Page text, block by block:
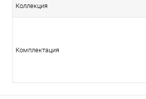
Коллекция
Комплектация